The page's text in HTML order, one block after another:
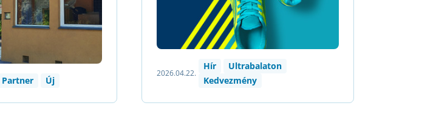
Partner Új
2026.04.22.
Hír
Ultrabalaton
Kedvezmény